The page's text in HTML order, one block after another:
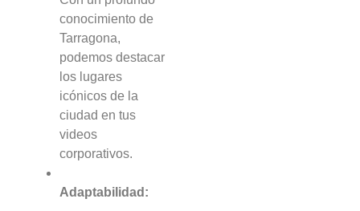
conocimiento de
Tarragona,
podemos destacar
los lugares
icónicos de la
ciudad en tus
videos
corporativos.
Adaptabilidad: